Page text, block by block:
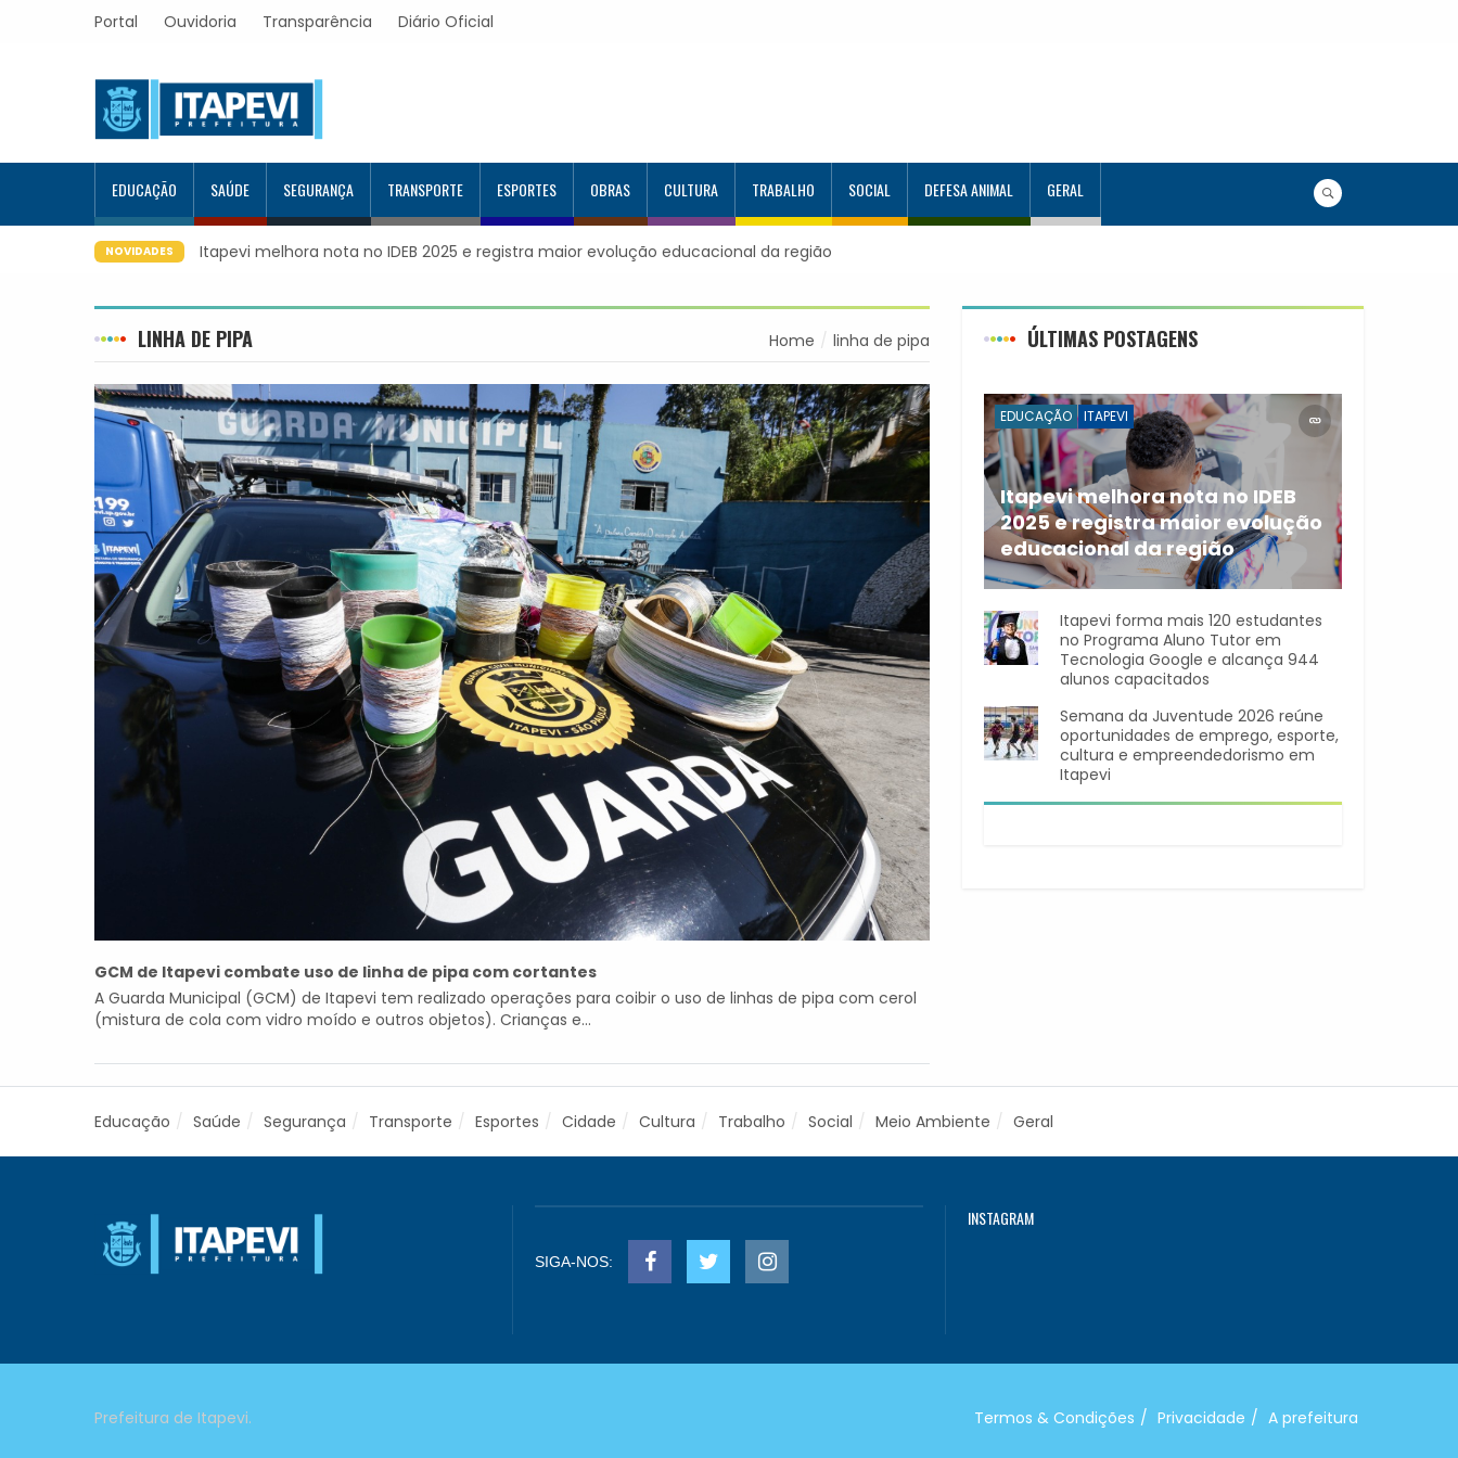
Portal Ouvidoria Transparência Diário Oficial
EDUCAÇÃO SAÚDE SEGURANÇA TRANSPORTE ESPORTES OBRAS CULTURA TRABALHO SOCIAL DEFESA ANIMAL GERAL
NOVIDADES Itapevi melhora nota no IDEB 2025 e registra maior evolução educacional da região
LINHA DE PIPA Home linha de pipa
GCM de Itapevi combate uso de linha de pipa com cortantes
A Guarda Municipal (GCM) de Itapevi tem realizado operações para coibir o uso de linhas de pipa com cerol
(mistura de cola com vidro moído e outros objetos). Crianças e...
ÚLTIMAS POSTAGENS
EDUCAÇÃO ITAPEVI
Itapevi melhora nota no IDEB
2025 e registra maior evolução
educacional da região
A rede municipal de ensino
Itapevi forma mais 120 estudantes
no Programa Aluno Tutor em
Tecnologia Google e alcança 944
alunos capacitados
Semana da Juventude 2026 reúne
oportunidades de emprego, esporte,
cultura e empreendedorismo em
Itapevi
Educação Saúde Segurança Transporte Esportes Cidade Cultura Trabalho Social Meio Ambiente Geral
SIGA-NOS:
INSTAGRAM
Prefeitura de Itapevi. Termos & Condições Privacidade A prefeitura